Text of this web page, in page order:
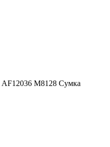
M8128 Сумка